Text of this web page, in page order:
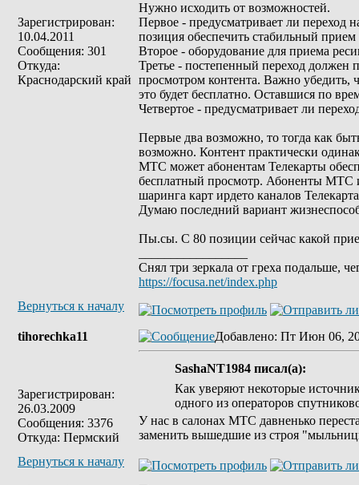
Зарегистрирован:
10.04.2011
Сообщения: 301
Откуда:
Краснодарский край
Нужно исходить от возможностей.
Первое - предусматривает ли
позиция обеспечить стабильный
Второе - оборудование для приема
Третье - постепенный переход должен
просмотром контента. Важно убедить,
это будет бесплатно. Оставшися по
Четвертое - предусматривает ли
Первые два возможно, то тогда как
возможно. Контент практически
МТС может абонентам Телекарты
бесплатный просмотр. Абоненты МТС
шаринга карт ирдето каналов
Думаю последний вариант
Пы.сы. С 80 позиции сейчас какой
Снял три зеркала от греха подальше,
https://focusa.net/index.php
Вернуться к началу
tihorechka11
Зарегистрирован:
26.03.2009
Сообщения: 3376
Откуда: Пермский
Добавлено: Пт Июн 06,
SashaNT1984 писал(а):
Как уверяют некоторые
одного из операторов
У нас в салонах МТС давненько
заменить вышедшие из строя
Вернуться к началу